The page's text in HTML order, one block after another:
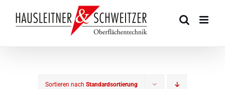
Sortieren nach Standardsortierung